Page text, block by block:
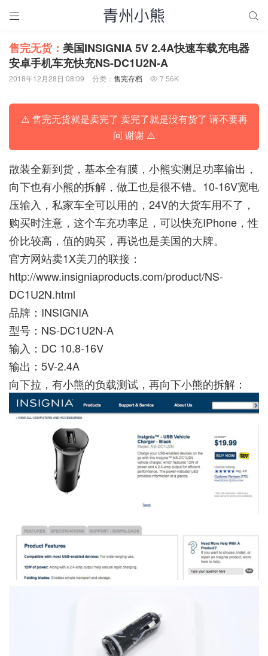
 
售完无货： 美国INSIGNIA 5V 2.4A快速车载充电器
安卓手机车充快充NS-DC1U2N-A
2018年12月28日 08:09 分类： 售完存档  7.56K
⚠️ 售完无货就是卖完了 卖完了就是没有货了 请不要再
问 谢谢 ⚠️
散装全新到货，基本全有膜，小熊实测足功率输出，
向下也有小熊的拆解，做工也是很不错。10-16V宽电
压输入，私家车全可以用的，24V的大货车用不了，
购买时注意，这个车充功率足，可以快充IPhone，性
价比较高，值的购买，再说也是美国的大牌。
官方网站卖1X美刀的联接：
http://www.insigniaproducts.com/product/NS-
DC1U2N.html
品牌：INSIGNIA
型号：NS-DC1U2N-A
输入：DC 10.8-16V
输出：5V-2.4A
向下拉，有小熊的负载测试，再向下小熊的拆解：